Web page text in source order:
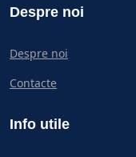
Despre noi
Despre noi
Contacte
Info utile